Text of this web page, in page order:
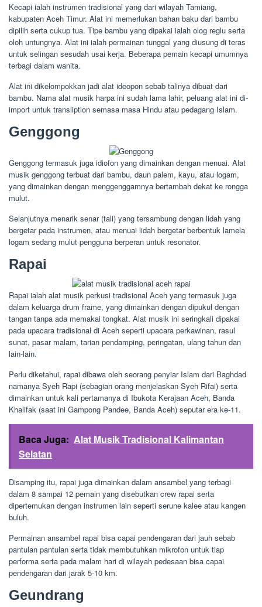
Kecapi ialah instrumen tradisional yang dari wilayah Tamiang,
kabupaten Aceh Timur. Alat ini memerlukan bahan baku dari bambu
dipilih serta cukup tua. Tipe bambu yang dipakai ialah olog reglu serta
oloh untungnya. Alat ini ialah permainan tunggal yang diusung di teras
untuk selingan sesudah usai kerja. Beberapa pemain kecapi umumnya
terbagi dalam wanita.
Alat ini dikelompokkan jadi alat ideopon sebab talinya dibuat dari
bambu. Nama alat musik harpa ini sudah lama lahir, peluang alat ini di-
import untuk transliption semasa masa Hindu atau pedagang Islam.
Genggong
Genggong termasuk juga idiofon yang dimainkan dengan menuai. Alat
musik genggong terbuat dari bambu, daun palem, kayu, atau logam,
yang dimainkan dengan menggenggamnya bertambah dekat ke rongga
mulut.
Selanjutnya menarik senar (tali) yang tersambung dengan lidah yang
bergetar pada instrumen, atau menuai lidah bergetar berbentuk lamela
logam sedang mulut pengguna berperan untuk resonator.
Rapai
Rapai ialah alat musik perkusi tradisional Aceh yang termasuk juga
dalam keluarga drum frame, yang dimainkan dengan dipukul dengan
tangan tanpa ada memakai tongkat. Alat musik ini seringkali dipakai
pada upacara tradisional di Aceh seperti upacara perkawinan, rasul
sunat, pasar malam, tarian pendamping, peringatan, ulang tahun dan
lain-lain.
Perlu diketahui, rapai dibawa oleh seorang penyiar Islam dari Baghdad
namanya Syeh Rapi (sebagian orang menjelaskan Syeh Rifai) serta
dimainkan untuk kali pertamanya di Ibukota Kerajaan Aceh, Banda
Khalifak (saat ini Gampong Pandee, Banda Aceh) seputar era ke-11.
Baca Juga: Alat Musik Tradisional Kalimantan
Selatan
Disamping itu, rapai juga dimainkan dalam ansambel yang terbagi
dalam 8 sampai 12 pemain yang disebutkan crew rapai serta
dipertemukan dengan instrumen lain seperti serune kalee atau kangen
buluh.
Permainan ansambel rapai bisa capai pendengaran dari jauh sebab
pantulan pantulan serta tidak membutuhkan mikrofon untuk tiap
performa serta pada malam hari di wilayah pedesaan bisa capai
pendengaran dari jarak 5-10 km.
Geundrang